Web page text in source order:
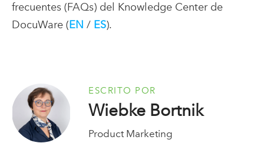
frecuentes (FAQs) del Knowledge Center de
DocuWare (EN / ES).
ESCRITO POR
Wiebke Bortnik
Product Marketing